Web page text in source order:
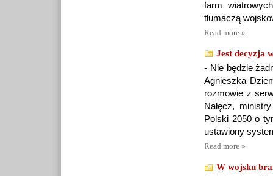
farm
tłumaczą
Read more »
Jest decyzja
- Nie będzie
Agnieszka
rozmowie z
Nałęcz,
Polski 2050 o
ustawiony
Read more »
W wojsku